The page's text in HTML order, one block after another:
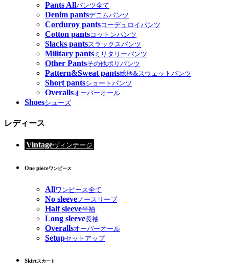
Pants Allパンツ全て
Denim pantsデニムパンツ
Corduroy pantsコーデュロイパンツ
Cotton pantsコットンパンツ
Slacks pantsスラックスパンツ
Military pants ミリタリーパンツ
Other Pantsその他ポリパンツ
Pattern&Sweat pants総柄&スウェットパンツ
Short pantsショートパンツ
Overallsオーバーオール
Shoesシューズ
レディース
Vintageヴィンテージ
One pieceワンピース
Allワンピース全て
No sleeve ノースリーブ
Half sleeve半袖
Long sleeve長袖
Overallsオーバーオール
Setupセットアップ
Skirtスカート